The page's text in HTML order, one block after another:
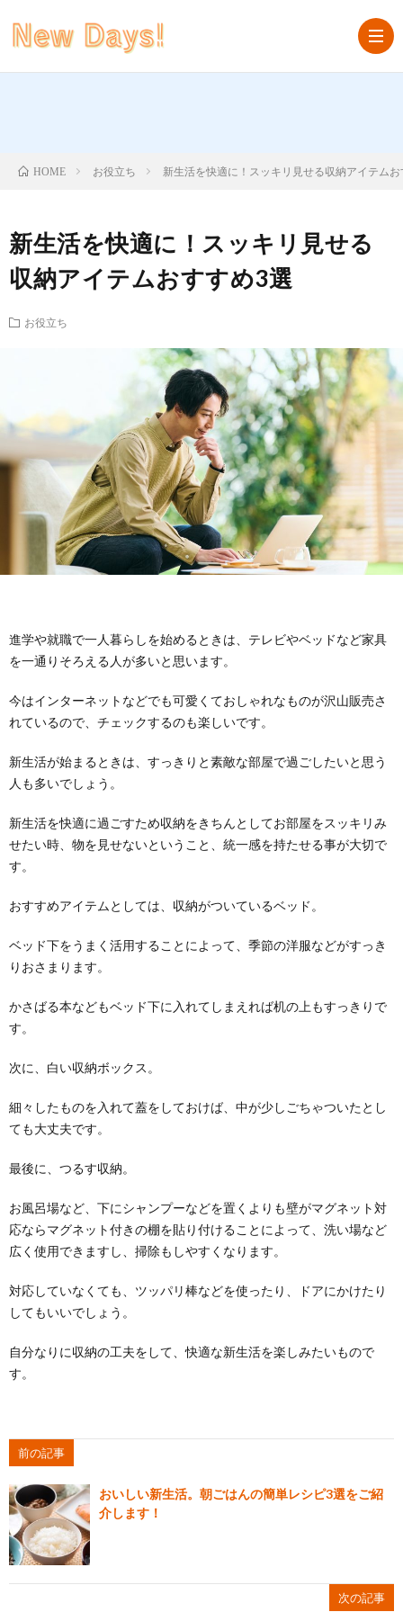
電
フ
ク
役
HOME お役立ち 新生活を快適に！スッキリ見せる収納アイテム
新生活を快適に！スッキリ見せる
収納アイテムおすすめ3選
お役立ち
進学や就職で一人暮らしを始めるときは、テレビやベッドなど家具
を一通りそろえる人が多いと思います。
今はインターネットなどでも可愛くておしゃれなものが沢山販売さ
れているので、チェックするのも楽しいです。
新生活が始まるときは、すっきりと素敵な部屋で過ごしたいと思う
人も多いでしょう。
新生活を快適に過ごすため収納をきちんとしてお部屋をスッキリみ
せたい時、物を見せないということ、統一感を持たせる事が大切で
す。
おすすめアイテムとしては、収納がついているベッド。
ベッド下をうまく活用することによって、季節の洋服などがすっき
りおさまります。
かさばる本などもベッド下に入れてしまえれば机の上もすっきりで
す。
次に、白い収納ボックス。
細々したものを入れて蓋をしておけば、中が少しごちゃついたとし
ても大丈夫です。
最後に、つるす収納。
お風呂場など、下にシャンプーなどを置くよりも壁がマグネット対
応ならマグネット付きの棚を貼り付けることによって、洗い場など
広く使用できますし、掃除もしやすくなります。
対応していなくても、ツッパリ棒などを使ったり、ドアにかけたり
してもいいでしょう。
自分なりに収納の工夫をして、快適な新生活を楽しみたいもので
す。
前の記事
おいしい新生活。朝ごはんの簡単レシピ3選をご紹
介します！
次の記事